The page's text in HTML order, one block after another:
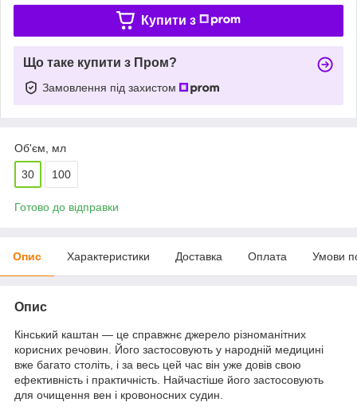
Купити з
Що таке купити з Пром?
Замовлення під захистом
Об'єм, мл
30 100
Готово до відправки
Опис Характеристики Доставка Оплата Умови
Опис
Кінський каштан — це справжнє джерело різноманітних
корисних речовин. Його застосовують у народній медицині
вже багато століть, і за весь цей час він уже довів свою
ефективність і практичність. Найчастіше його застосовують
для очищення вен і кровоносних судин.